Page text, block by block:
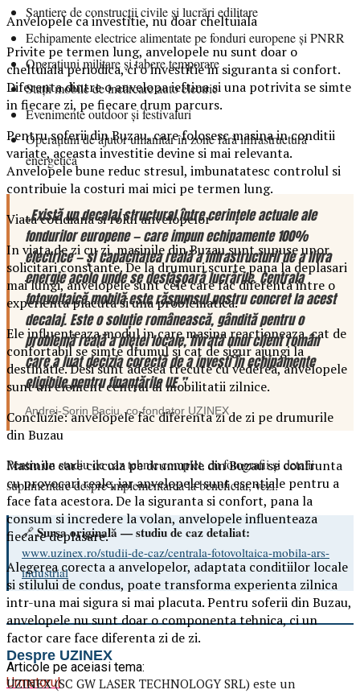
Anvelopele ca investitie, nu doar cheltuiala
Privite pe termen lung, anvelopele nu sunt doar o
cheltuiala periodica, ci o investitie in siguranta si confort.
Diferenta dintre o anvelopa ieftina si una potrivita se simte
in fiecare zi, pe fiecare drum parcurs.
Pentru soferii din Buzau, care folosesc masina in conditii
variate, aceasta investitie devine si mai relevanta.
Anvelopele bune reduc stresul, imbunatatesc controlul si
contribuie la costuri mai mici pe termen lung.
Viata cotidiana si rolul anvelopelor
In viata de zi cu zi, masinile din Buzau sunt supuse unor
solicitari constante. De la drumuri scurte pana la deplasari
mai lungi, anvelopele sunt cele care fac diferenta intre o
experienta placuta si una problematica.
Ele influenteaza modul in care masina reactioneaza, cat de
confortabil se simte drumul si cat de sigur ajungi la
destinatie. Desi sunt adesea trecute cu vederea, anvelopele
sunt un element central al mobilitatii zilnice.
Concluzie: anvelopele fac diferenta zi de zi pe drumurile
din Buzau
Masinile care circula pe drumurile din Buzau se confrunta
cu provocari reale, iar anvelopele sunt esentiale pentru a
face fata acestora. De la siguranta si confort, pana la
consum si incredere la volan, anvelopele influenteaza
fiecare deplasare.
Alegerea corecta a anvelopelor, adaptata conditiilor locale
si stilului de condus, poate transforma experienta zilnica
intr-una mai sigura si mai placuta. Pentru soferii din Buzau,
anvelopele nu sunt doar o componenta tehnica, ci un
factor care face diferenta zi de zi.
Articole pe aceiasi tema:
Urmatorul
Șantiere de construcții civile și lucrări edilitare
Echipamente electrice alimentate pe fonduri europene și PNRR
Operațiuni militare și tabere temporare
Stații mobile de încărcare auto electric
Evenimente outdoor și festivaluri
Operațiuni de ajutor umanitar în zone fără infrastructură
energetică
„Există un decalaj structural între cerințele actuale ale
fondurilor europene — care impun echipamente 100%
electrice — și capacitatea reală a infrastructurii de a livra
energie acolo unde se desfășoară lucrările. Centrala
fotovoltaică mobilă este răspunsul nostru concret la acest
decalaj. Este o soluție românească, gândită pentru o
problemă reală a pieței locale, livrată unui client român
care a luat decizia corectă de a investi în echipamente
eligibile pentru finanțările UE.”
Andrei-Sorin Baciu , co-fondator UZINEX
Pentru un studiu de caz tehnic complet, cu fotografii și detalii
suplimentare despre implementarea la beneficiar, vezi:
🔗Sursa originală — studiu de caz detaliat:
www.uzinex.ro/studii-de-caz/centrala-fotovoltaica-mobila-ars-
industrial
Despre UZINEX
UZINEX (SC GW LASER TECHNOLOGY SRL) este un